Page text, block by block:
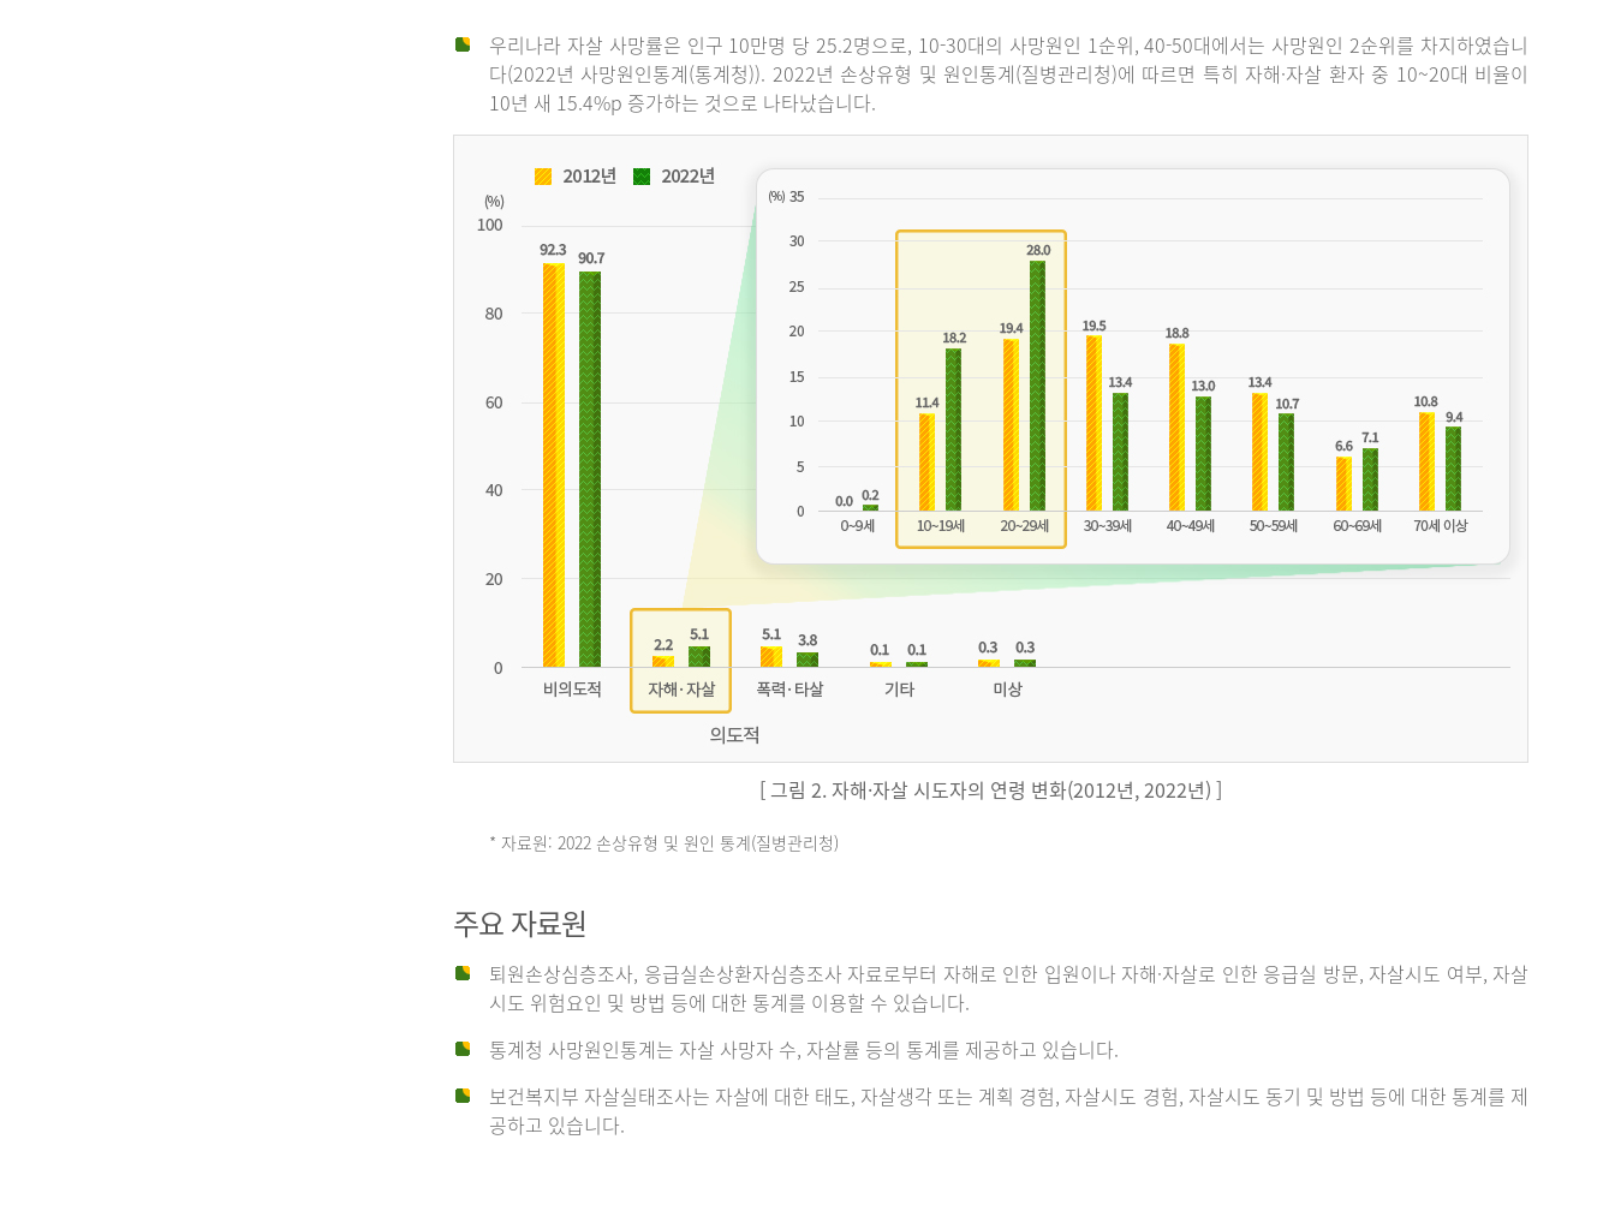
튀
('19)
('19)
4.6
이
우리나라 자살 사망률은 인구 10만명 당 25.2명으로, 10-30대의 사망원인 1순위, 40-50대에서는 사망원인 2순위를 차지하였습니
다(2022년 사망원인통계(통계청)). 2022년 손상유형 및 원인통계(질병관리청)에 따르면 특히 자해·자살 환자 중 10~20대 비율이
10년 새 15.4%p 증가하는 것으로 나타났습니다.
[ 그림 2. 자해·자살 시도자의 연령 변화(2012년, 2022년) ]
상
유
* 자료원: 2022 손상유형 및 원인 통계(질병관리청)
주요 자료원
퇴원손상심층조사, 응급실손상환자심층조사 자료로부터 자해로 인한 입원이나 자해·자살로 인한 응급실 방문, 자살시도 여부, 자살
시도 위험요인 및 방법 등에 대한 통계를 이용할 수 있습니다.
통계청 사망원인통계는 자살 사망자 수, 자살률 등의 통계를 제공하고 있습니다.
보건복지부 자살실태조사는 자살에 대한 태도, 자살생각 또는 계획 경험, 자살시도 경험, 자살시도 동기 및 방법 등에 대한 통계를 제
공하고 있습니다.